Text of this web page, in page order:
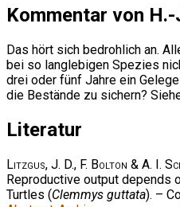
Kommentar von
Das hört sich bedrohlich an.
bei so langlebigen Spezies
drei oder fünf Jahre ein
die Bestände zu sichern?
Literatur
Litzgus, J. D., F. Bolton & A. I.
Reproductive output depends
Turtles (Clemmys guttata). –